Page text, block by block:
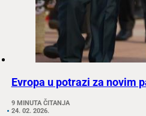
Evropa u potrazi za novim
9 MINUTA ČITANJA
24. 02. 2026.